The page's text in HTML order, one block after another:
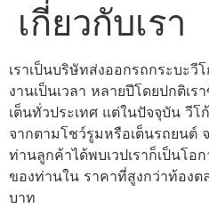
เกี่ยวกับเรา
เราเป็นบริษัทส่งออกรถกระบะวี
งานเป็นเวลา หลายปีโดยปกติเ
เต็นทั่วประเทศ แต่ในปัจจุบัน วีโ
จากตามโชว์รูมหรือเต็นรถยนต์
ท่านลูกค้าได้พบเวปเราก็เป็นโ
ของท่านใน ราคาที่สูงกว่าท้อง
บาท